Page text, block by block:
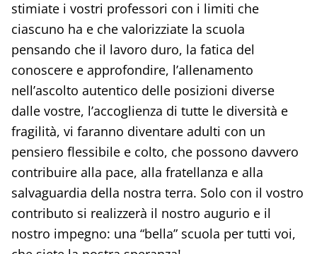
stimiate i vostri professori con i limiti che
ciascuno ha e che valorizziate la scuola
pensando che il lavoro duro, la fatica del
conoscere e approfondire, l’allenamento
nell’ascolto autentico delle posizioni diverse
dalle vostre, l’accoglienza di tutte le diversità e
fragilità, vi faranno diventare adulti con un
pensiero flessibile e colto, che possono davvero
contribuire alla pace, alla fratellanza e alla
salvaguardia della nostra terra. Solo con il vostro
contributo si realizzerà il nostro augurio e il
nostro impegno: una “bella” scuola per tutti voi,